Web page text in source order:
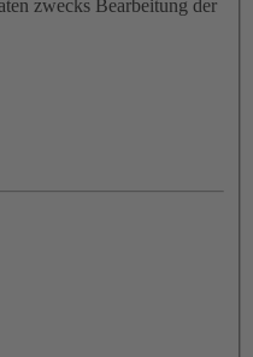
zwecks Bearbeitung der